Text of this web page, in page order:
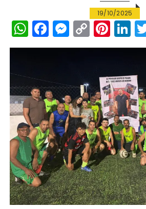
19/10/2025
W
h
ts
A
p
p
F
a
e
b
o
o
k
M
e
e
n
g
er
C
o
y
Li
n
k
Pi
n
re
st
Li
n
e
dI
n